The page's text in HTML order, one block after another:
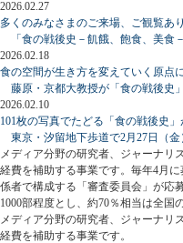
2026.02.27
多くのみなさまのご来場、ご観覧あ
「食の戦後史－飢餓、飽食、美食
2026.02.18
食の空間が生き方を変えていく原点
藤原・京都大教授が「食の戦後史
2026.02.10
101枚の写真でたどる「食の戦後史
東京・汐留地下歩道で2月27日（
メディア分野の研究者、ジャーナリ
経費を補助する事業です。毎年4月
係者で構成する「審査委員会」が応
1000部程度とし、約70％相当は全国
メディア分野の研究者、ジャーナリ
経費を補助する事業です。